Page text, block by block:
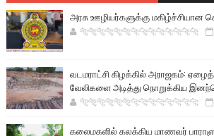
அரசு ஊழியர்களுக்கு மகிழ்ச்சியான
🐅🐅🐅🐅🐅🐅🐆🐆🐆🐆🐆🐆🐆🐆
வடமராட்சி கிழக்கில் அராஜகம்:
வேலிகளை அடித்து நொறுக்கிய
🐅🐅🐅🐅🐅🐅🐆🐆🐆🐆🐆🐆🐆🐆
கலைமகளில் கலக்கிய மாணவர்